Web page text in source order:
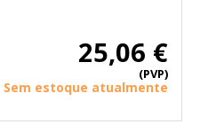
25,06 €
(PVP)
Sem estoque atualmente